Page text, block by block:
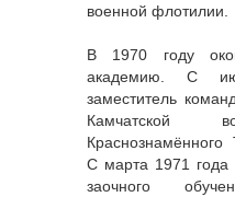
военной флотилии.
В 1970 году
академию. С
заместитель
Камчатской
Краснознамённого
С марта 1971 года
заочного